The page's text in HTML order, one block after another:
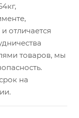
отличается
товаров, мы
на